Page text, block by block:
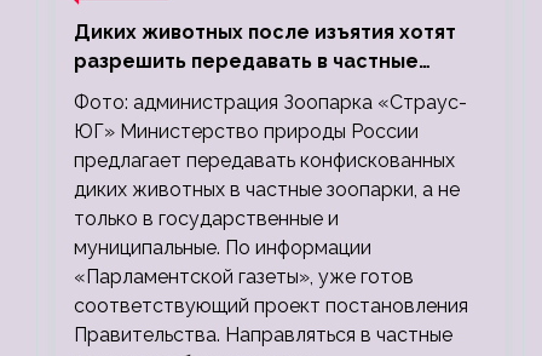
Диких животных после изъятия хотят
разрешить передавать в частные
зоопарки
Фото: администрация Зоопарка «Страус-
ЮГ» Министерство природы России
предлагает передавать конфискованных
диких животных в частные зоопарки, а не
только в государственные и
муниципальные. По информации
«Парламентской газеты», уже готов
соответствующий проект постановления
Правительства. Направляться в частные